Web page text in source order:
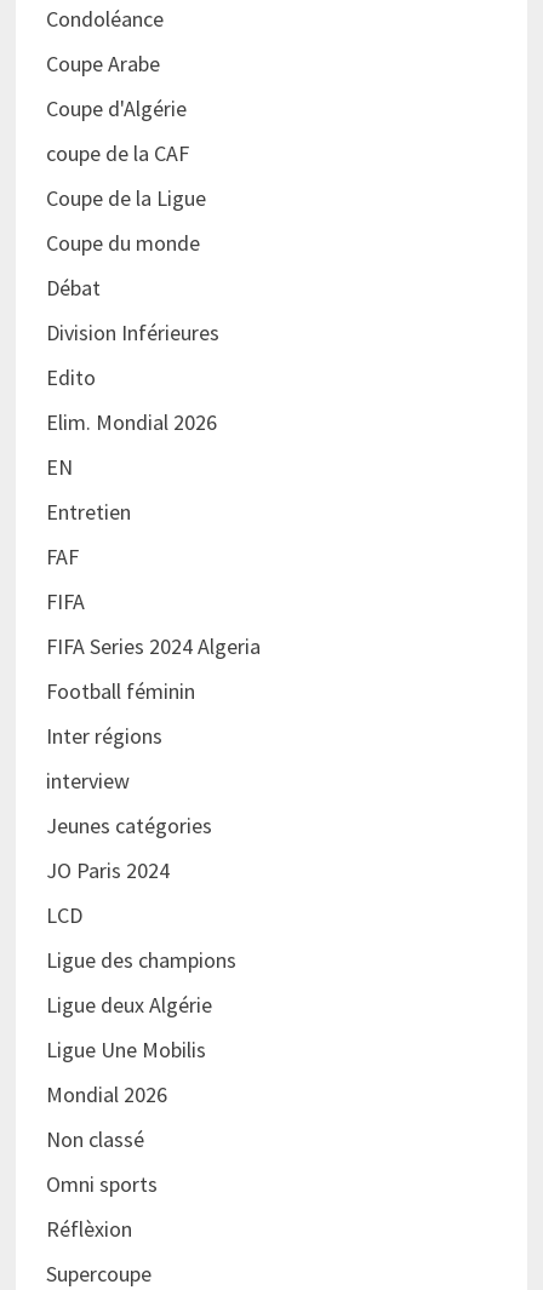
Condoléance
Coupe Arabe
Coupe d'Algérie
coupe de la CAF
Coupe de la Ligue
Coupe du monde
Débat
Division Inférieures
Edito
Elim. Mondial 2026
EN
Entretien
FAF
FIFA
FIFA Series 2024 Algeria
Football féminin
Inter régions
interview
Jeunes catégories
JO Paris 2024
LCD
Ligue des champions
Ligue deux Algérie
Ligue Une Mobilis
Mondial 2026
Non classé
Omni sports
Réflèxion
Supercoupe